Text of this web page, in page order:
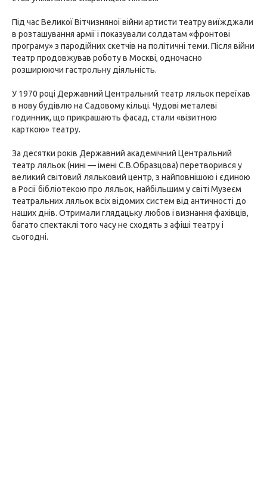
Під час Великої Вітчизняної війни артисти театру виїжджали
в розташування армії і показували солдатам «фронтові
програму» з пародійних скетчів на політичні теми. Після війни
театр продовжував роботу в Москві, одночасно
розширюючи гастрольну діяльність.
У 1970 році Державний Центральний театр ляльок переїхав
в нову будівлю на Садовому кільці. Чудові металеві
годинник, що прикрашають фасад, стали «візитною
карткою» театру.
За десятки років Державний академічний Центральний
театр ляльок (нині — імені С.В.Образцова) перетворився у
великий світовий ляльковий центр, з найповнішою і єдиною
в Росії бібліотекою про ляльок, найбільшим у світі Музеєм
театральних ляльок всіх відомих систем від античності до
наших днів. Отримали глядацьку любов і визнання фахівців,
багато спектаклі того часу не сходять з афіші театру і
сьогодні.